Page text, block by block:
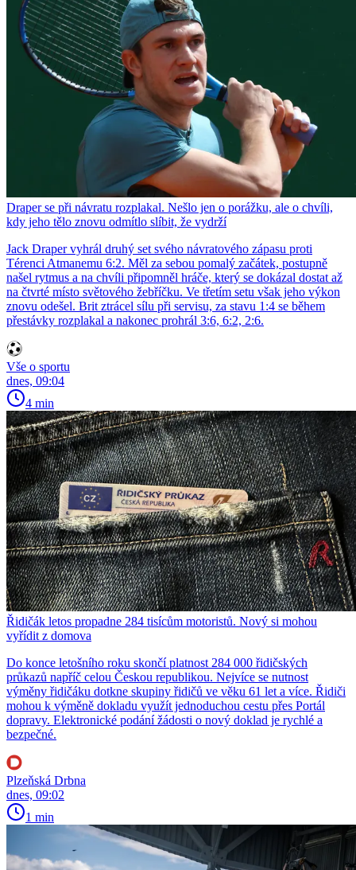
Draper se při návratu rozplakal. Nešlo jen o porážku, ale o chvíli,
kdy jeho tělo znovu odmítlo slíbit, že vydrží
Jack Draper vyhrál druhý set svého návratového zápasu proti
Térenci Atmanemu 6:2. Měl za sebou pomalý začátek, postupně
našel rytmus a na chvíli připomněl hráče, který se dokázal dostat až
na čtvrté místo světového žebříčku. Ve třetím setu však jeho výkon
znovu odešel. Brit ztrácel sílu při servisu, za stavu 1:4 se během
přestávky rozplakal a nakonec prohrál 3:6, 6:2, 2:6.
Vše o sportu
dnes, 09:04
4 min
Řidičák letos propadne 284 tisícům motoristů. Nový si mohou
vyřídit z domova
Do konce letošního roku skončí platnost 284 000 řidičských
průkazů napříč celou Českou republikou. Nejvíce se nutnost
výměny řidičáku dotkne skupiny řidičů ve věku 61 let a více. Řidiči
mohou k výměně dokladu využít jednoduchou cestu přes Portál
dopravy. Elektronické podání žádosti o nový doklad je rychlé a
bezpečné.
Plzeňská Drbna
dnes, 09:02
1 min